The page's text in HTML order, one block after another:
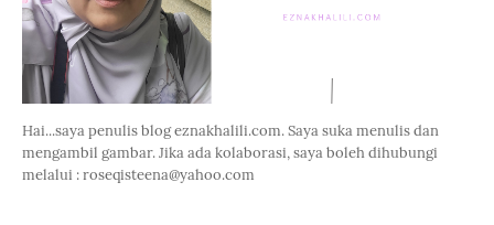
Hai...saya penulis blog eznakhalili.com. Saya suka menulis dan
mengambil gambar. Jika ada kolaborasi, saya boleh dihubungi
melalui : roseqisteena@yahoo.com